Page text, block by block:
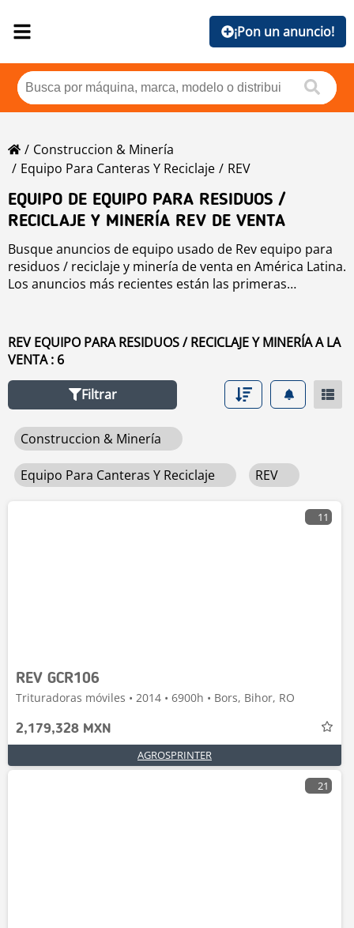
¡Pon un anuncio!
Construccion & Minería
Equipo Para Canteras Y Reciclaje
REV
EQUIPO DE EQUIPO PARA RESIDUOS /
RECICLAJE Y MINERÍA REV DE VENTA
Busque anuncios de equipo usado de Rev equipo para
residuos / reciclaje y minería de venta en América Latina.
Los anuncios más recientes están las primeras
botones de marca, año, precio, horas de uso, país. Para
buscar cualquier equipo usado de venta haga clic en
REV EQUIPO PARA RESIDUOS / RECICLAJE Y MINERÍA A LA
VENTA : 6
Filtrar
Construccion & Minería
Equipo Para Canteras Y Reciclaje REV
11
REV GCR106
Trituradoras móviles • 2014 • 6900h • Bors, Bihor, RO
2,179,328 MXN
AGROSPRINTER
21